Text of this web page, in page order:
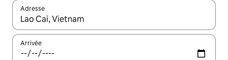
Adresse
Lorsque les résultats s'affichent, utilisez les flèches vers le
Arrivée